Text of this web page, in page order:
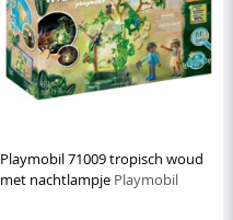
Playmobil 71009 tropisch woud
met nachtlampje Playmobil